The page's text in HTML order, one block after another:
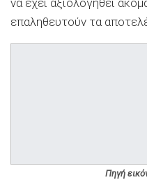
επαληθευτούν τα
Πηγή